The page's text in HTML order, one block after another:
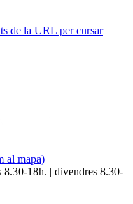
de la URL per cursar
al mapa)
18h. | divendres 8.30-